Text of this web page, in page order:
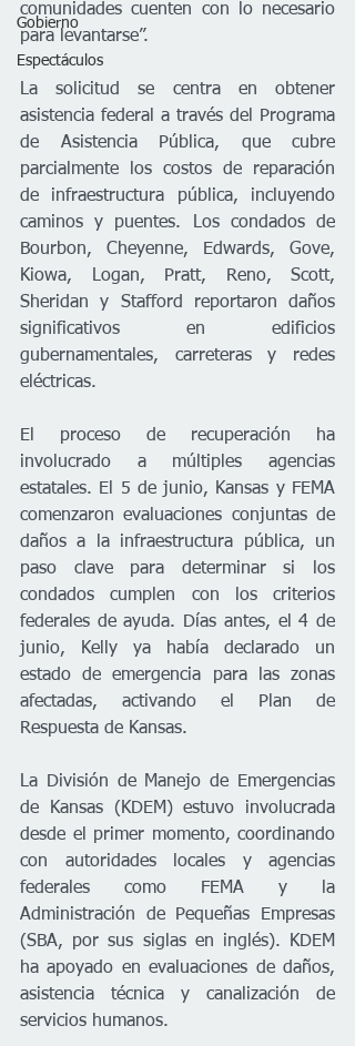
Gobierno
Espectáculos
comunidades cuenten con lo necesario
para levantarse”.
La solicitud se centra en obtener
asistencia federal a través del Programa
de Asistencia Pública, que cubre
parcialmente los costos de reparación
de infraestructura pública, incluyendo
caminos y puentes. Los condados de
Bourbon, Cheyenne, Edwards, Gove,
Kiowa, Logan, Pratt, Reno, Scott,
Sheridan y Stafford reportaron daños
significativos en edificios
gubernamentales, carreteras y redes
eléctricas.
El proceso de recuperación ha
involucrado a múltiples agencias
estatales. El 5 de junio, Kansas y FEMA
comenzaron evaluaciones conjuntas de
daños a la infraestructura pública, un
paso clave para determinar si los
condados cumplen con los criterios
federales de ayuda. Días antes, el 4 de
junio, Kelly ya había declarado un
estado de emergencia para las zonas
afectadas, activando el Plan de
Respuesta de Kansas.
La División de Manejo de Emergencias
de Kansas (KDEM) estuvo involucrada
desde el primer momento, coordinando
con autoridades locales y agencias
federales como FEMA y la
Administración de Pequeñas Empresas
(SBA, por sus siglas en inglés). KDEM
ha apoyado en evaluaciones de daños,
asistencia técnica y canalización de
servicios humanos.